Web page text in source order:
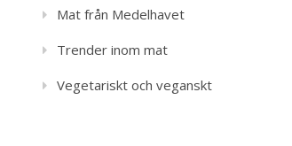
Mat från Medelhavet
Trender inom mat
Vegetariskt och veganskt